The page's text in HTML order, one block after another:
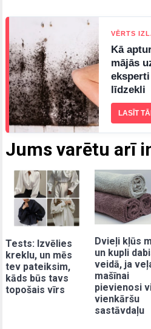
Jums varētu arī
Tests: Izvēlies
kreklu, un mēs
tev pateiksim,
kāds būs tavs
topošais vīrs
Dvieļi kļūs
un kupli
veidā, ja
mašīnai
pievienosi
vienkāršu
sastāvdaļu
VĒRTS
Kā
mājās
līdzekli
LASĪT